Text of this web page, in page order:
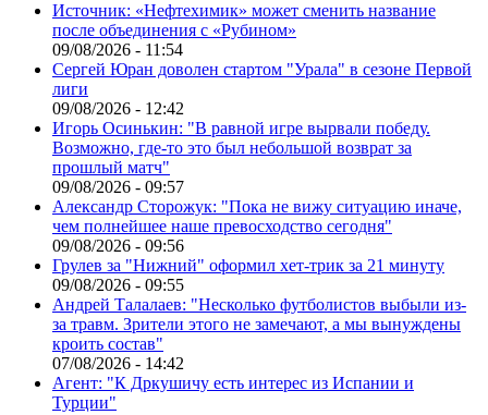
Источник: «Нефтехимик» может сменить название
после объединения с «Рубином»
09/08/2026 - 11:54
Сергей Юран доволен стартом "Урала" в сезоне Первой
лиги
09/08/2026 - 12:42
Игорь Осинькин: "В равной игре вырвали победу.
Возможно, где-то это был небольшой возврат за
прошлый матч"
09/08/2026 - 09:57
Александр Сторожук: "Пока не вижу ситуацию иначе,
чем полнейшее наше превосходство сегодня"
09/08/2026 - 09:56
Грулев за "Нижний" оформил хет-трик за 21 минуту
09/08/2026 - 09:55
Андрей Талалаев: "Несколько футболистов выбыли из-
за травм. Зрители этого не замечают, а мы вынуждены
кроить состав"
07/08/2026 - 14:42
Агент: "К Дркушичу есть интерес из Испании и
Турции"